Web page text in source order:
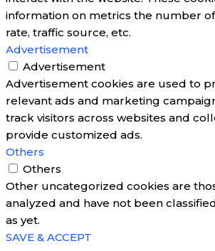
information on metrics the number
rate, traffic source, etc.
Advertisement
Advertisement
Advertisement cookies are used to
relevant ads and marketing
track visitors across websites and
provide customized ads.
Others
Others
Other uncategorized cookies are
analyzed and have not been
as yet.
SAVE & ACCEPT